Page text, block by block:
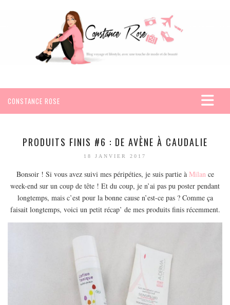
CONSTANCE ROSE
VOYAGES
SEYCHELLES
AMÉRIQUE
PRODUITS FINIS #6 : DE AVÈNE À CAUDALIE
18 JANVIER 2017
Bonsoir ! Si vous avez suivi mes péripéties, je suis partie à Milance
week-end sur un coup de tête ! Et du coup, je n’ai pas pu poster pendant
longtemps, mais c’est pour la bonne cause n’est-ce pas ? Comme ça
faisait longtemps, voici un petit récap’ de mes produits finis récemment.